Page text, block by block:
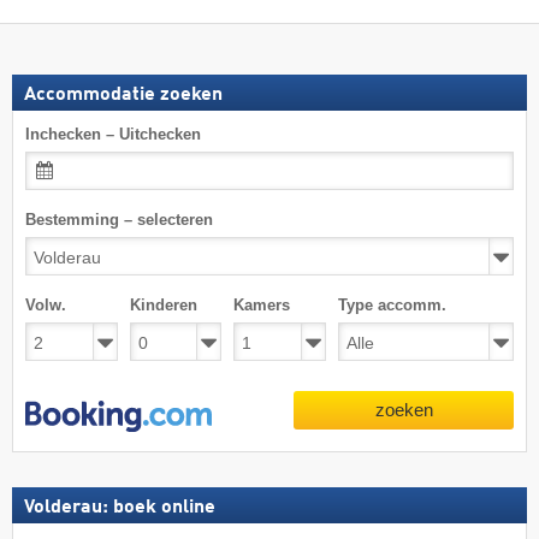
Accommodatie zoeken
Inchecken – Uitchecken
Bestemming – selecteren
Volw. Kinderen Kamers Type accomm.
zoeken
Volderau: boek online